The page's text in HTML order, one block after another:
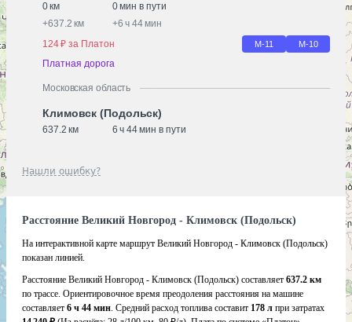
0 км
0 мин в пути
+637.2 км +6 ч 44 мин
124 ₽ за Платон
М-11 М-10
Платная дорога
Московская область
Климовск (Подольск)
637.2 км 6 ч 44 мин в пути
Нашли ошибку?
Расстояние Великий Новгород - Климовск (Подольск)
На интерактивной карте маршрут Великий Новгород - Климовск (Подольск)
показан линией.
Расстояние Великий Новгород - Климовск (Подольск) составляет 637.2 км
по трассе. Ориентировочное время преодоления расстояния на машине
составляет 6 ч 44 мин. Средний расход топлива составит 178 л при затратах